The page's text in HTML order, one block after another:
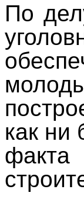
По
как ни
факта